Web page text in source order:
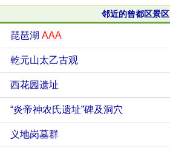
邻近的曾都区景区
琵琶湖 AAA
乾元山太乙古观
西花园遗址
“炎帝神农氏遗址”碑及洞穴
义地岗墓群